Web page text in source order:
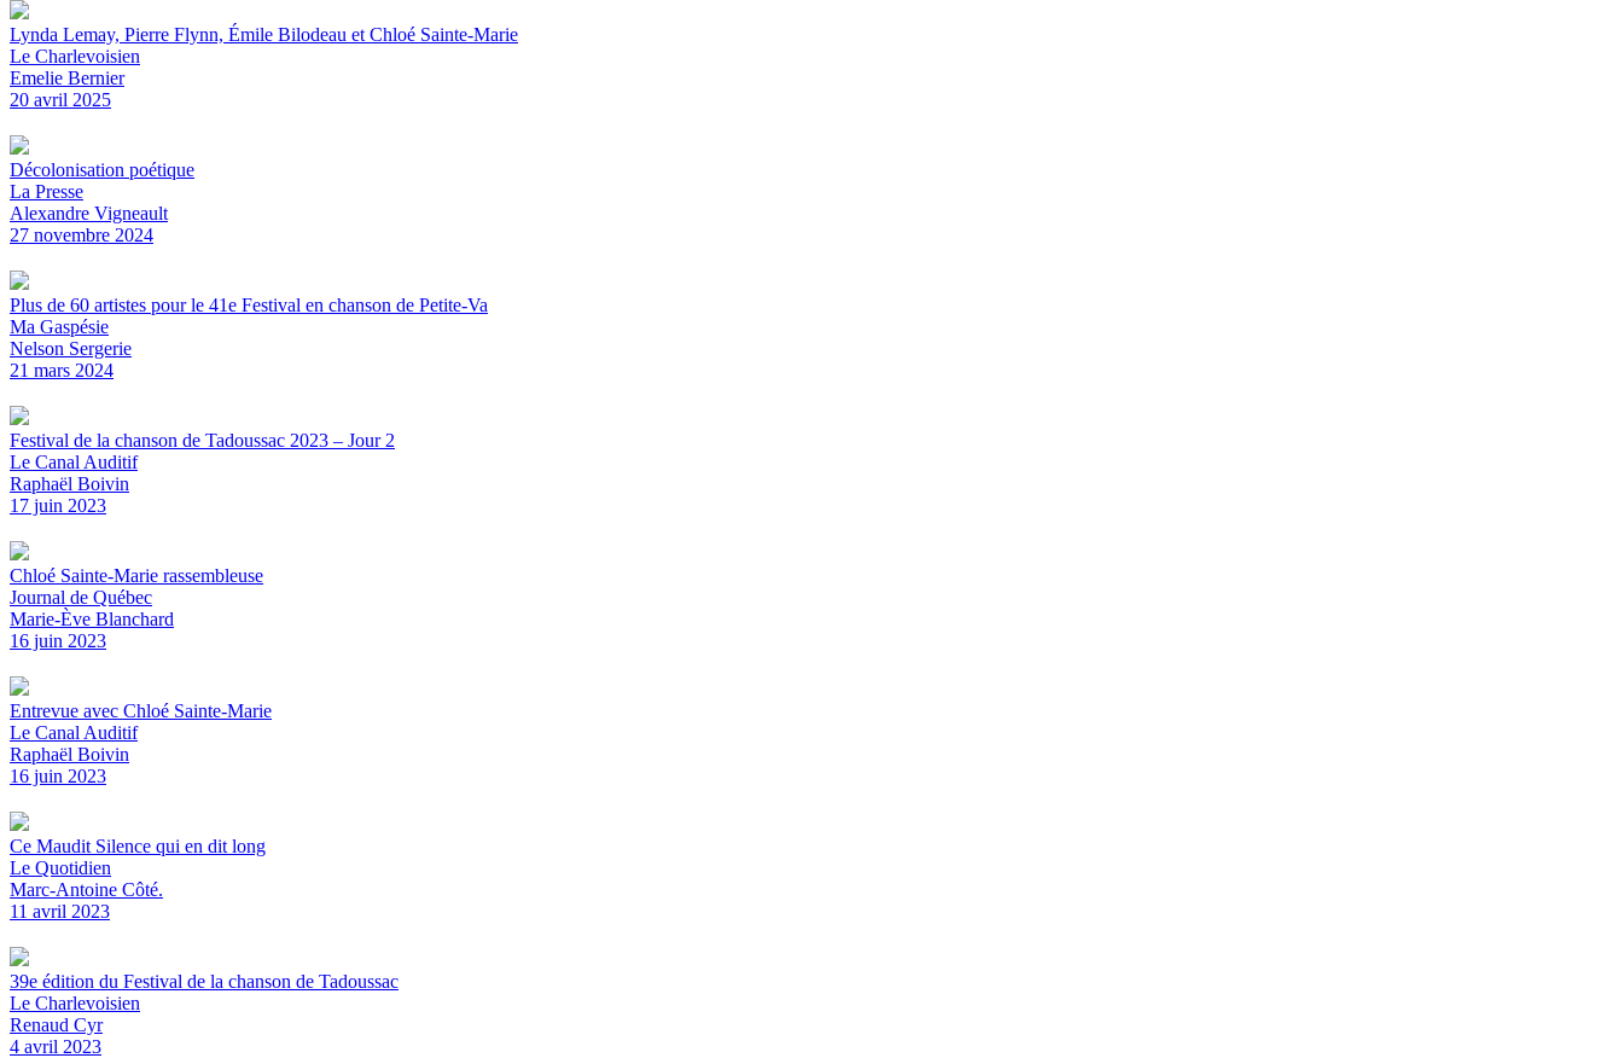
Lynda Lemay, Pierre Flynn, Émile Bilodeau et Chloé Sainte-Marie
Le Charlevoisien
Emelie Bernier
20 avril 2025
Décolonisation poétique
La Presse
Alexandre Vigneault
27 novembre 2024
Plus de 60 artistes pour le 41e Festival en chanson de Petite-Va
Ma Gaspésie
Nelson Sergerie
21 mars 2024
Festival de la chanson de Tadoussac 2023 – Jour 2
Le Canal Auditif
Raphaël Boivin
17 juin 2023
Chloé Sainte-Marie rassembleuse
Journal de Québec
Marie-Ève Blanchard
16 juin 2023
Entrevue avec Chloé Sainte-Marie
Le Canal Auditif
Raphaël Boivin
16 juin 2023
Ce Maudit Silence qui en dit long
Le Quotidien
Marc-Antoine Côté.
11 avril 2023
39e édition du Festival de la chanson de Tadoussac
Le Charlevoisien
Renaud Cyr
4 avril 2023